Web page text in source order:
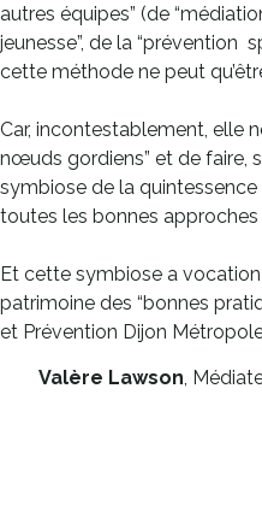
autres équipes” (de
jeunesse”, de la “prévention
cette méthode ne peut
Car, incontestablement, elle
nœuds gordiens” et de faire,
symbiose de la
toutes les bonnes
Et cette symbiose a
patrimoine des “bonnes
et Prévention Dijon
Valère Lawson,